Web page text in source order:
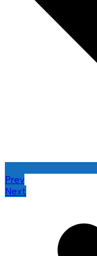
Prev
Next